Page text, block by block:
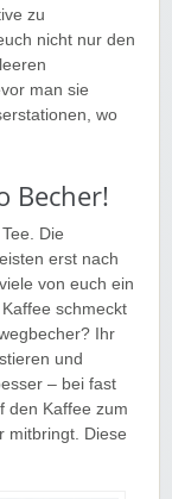
zu
nicht nur den
man sie
wo
Becher!
Die
erst nach
von euch ein
schmeckt
Ihr
und
– bei fast
den Kaffee zum
mitbringt. Diese